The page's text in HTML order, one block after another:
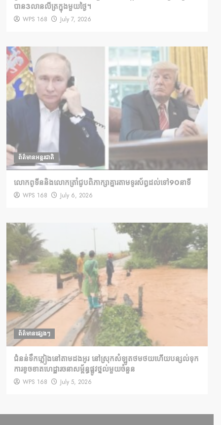
បាន3លានលីត្រក្នុងមួយថ្ងៃ។
WPS 168 July 7, 2026
ព័ត៌មានអន្តរជាតិ
លោកពូទីននិងលោកត្រាំជូបពិភាក្សាគ្នារតាមទូរស័ព្ធដល់ទៅ90នាទី
WPS 168 July 6, 2026
ព័ត៌មានផ្សេងៗ
ជំនន់​ទឹកភ្លៀង​នៅ​តាម​ដងអូរ​ នៅ​ស្រុក​សំឡូត​ថមថយ​ហើយ​បន្សល់​ទុក​
ការ​ខូចខាត​ហេដ្ឋារចនាសម្ព័ន្ធ​ផ្លូវថ្នល់​មួយ​ចំនួន
WPS 168 July 5, 2026